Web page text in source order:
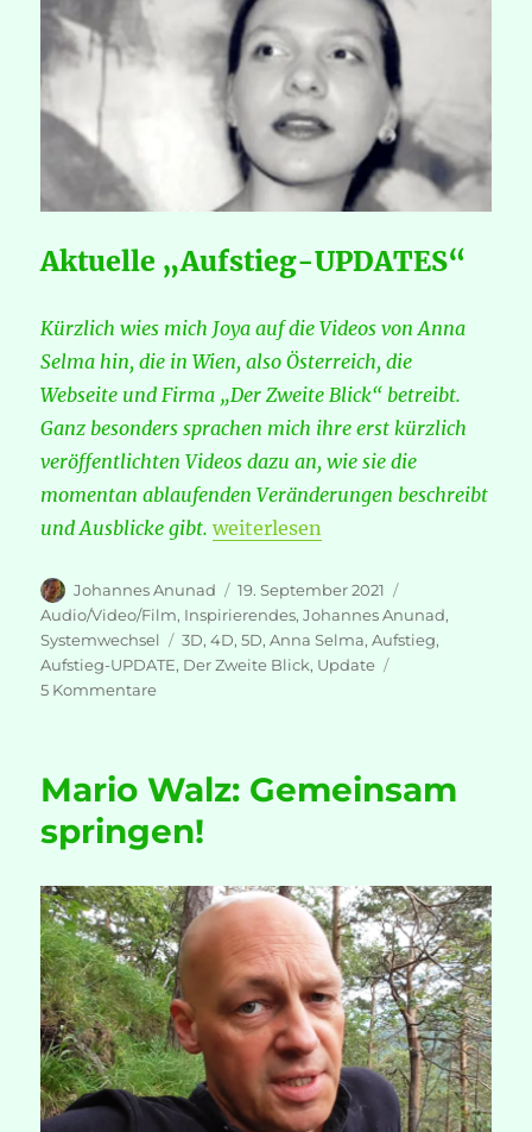
Aktuelle „Aufstieg-UPDATES“
Kürzlich wies mich Joya auf die Videos von Anna
Selma hin, die in Wien, also Österreich, die
Webseite und Firma „Der Zweite Blick“ betreibt.
Ganz besonders sprachen mich ihre erst kürzlich
veröffentlichten Videos dazu an, wie sie die
momentan ablaufenden Veränderungen beschreibt
und Ausblicke gibt. „Anna Selma: Der Zweite Blick“
weiterlesen
Autor
Johannes Anunad
Veröffentlicht
am
19. September 2021
Audio/Video/Film, Inspirierendes,Johannes Anunad,
Systemwechsel
Schlagwörter
3D,4D,5D,Anna Selma,Aufstieg,
Aufstieg-UPDATE, Der Zweite Blick, Update
5 Kommentarezu
Zweite
Mario Walz: Gemeinsam
springen!